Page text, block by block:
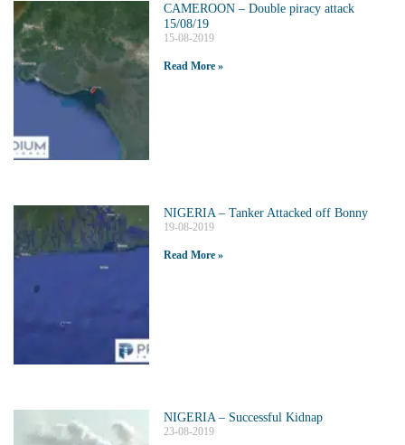
CAMEROON – Double piracy attack
15/08/19
15-08-2019
Read More »
NIGERIA – Tanker Attacked off Bonny
19-08-2019
Read More »
NIGERIA – Successful Kidnap
23-08-2019